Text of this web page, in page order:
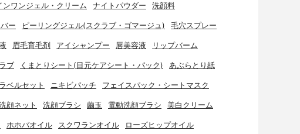
ンワンジェル・クリーム ナイトパウダー 洗顔料
ー ピーリングジェル(スクラブ・ゴマージュ) 毛穴スプレー
眉毛育毛剤 アイシャンプー 唇美容液 リップバーム
ブ くまとりシート(目元ケアシート・パック) あぶらとり紙
ベルセット ニキビパッチ フェイスパック・シートマスク
顔ネット 洗顔ブラシ 繭玉 電動洗顔ブラシ 美白クリーム
ホホバオイル スクワランオイル ローズヒップオイル